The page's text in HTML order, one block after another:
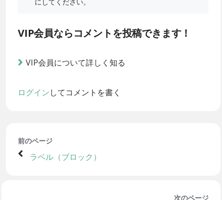
VIP会員ならコメントを投稿できます！
VIP会員について詳しく知る
ログインしてコメントを書く
前のページ
ラベル（ブロック）
次のページ